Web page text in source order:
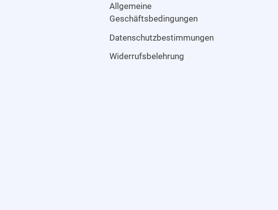
Allgemeine
Geschäftsbedingungen
Datenschutzbestimmungen
Widerrufsbelehrung